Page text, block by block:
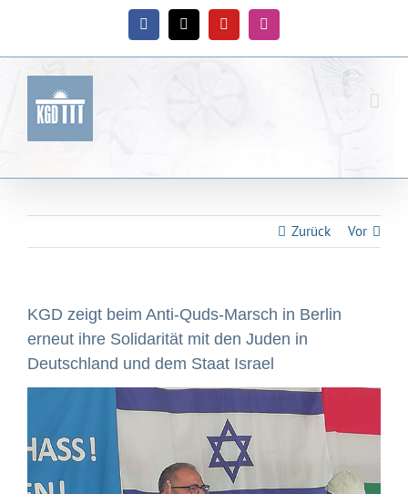
Facebook
X YouTubeInstagram
Zurück Vor
KGD zeigt beim Anti-Quds-Marsch in Berlin
erneut ihre Solidarität mit den Juden in
Deutschland und dem Staat Israel